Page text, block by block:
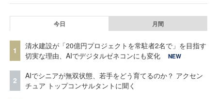
今日 月間
1
清水建設が「20億円プロジェクトを常駐者2名で」を目指す
切実な理由、AIでデジタルゼネコンにも変化
NEW
2
AIでシニアが無双状態、若手をどう育てるのか？ アクセン
チュア トップコンサルタントに聞く